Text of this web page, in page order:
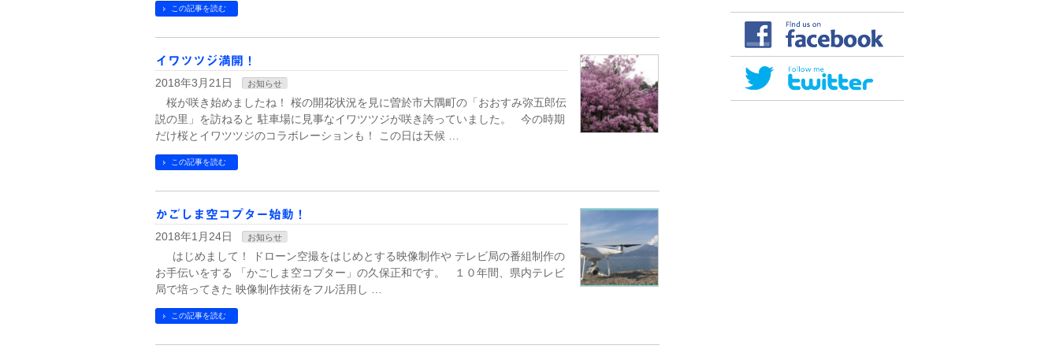
この記事を読む
イワツツジ満開！
2018年3月21日
お知らせ
桜が咲き始めましたね！ 桜の開花状況を見に曽於市大隅町の「おおすみ弥五郎伝
説の里」を訪ねると 駐車場に見事なイワツツジが咲き誇っていました。 今の時期
だけ桜とイワツツジのコラボレーションも！ この日は天候 …
この記事を読む
かごしま空コプター始動！
2018年1月24日
お知らせ
はじめまして！ ドローン空撮をはじめとする映像制作や テレビ局の番組制作の
お手伝いをする 「かごしま空コプター」の久保正和です。 １０年間、県内テレビ
局で培ってきた 映像制作技術をフル活用し …
この記事を読む